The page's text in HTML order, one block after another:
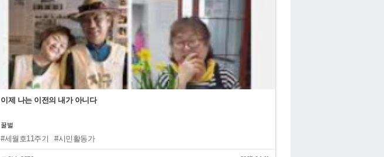
이제 나는 이전의 내가 아니다
꿀벌
#세월호11주기 #시민활동가